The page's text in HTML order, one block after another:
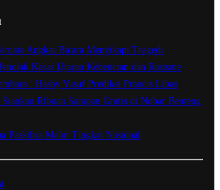
Angkat Bicara Menyikapi Tragedi
Keras Ujaran Kebencian dan Rasisme
: Hasby Yusuf Prediksi Prancis Libas
Ribuan Sarapan Gratis di Nobar Benteng
Paskibra Malut Tingkat Nasional